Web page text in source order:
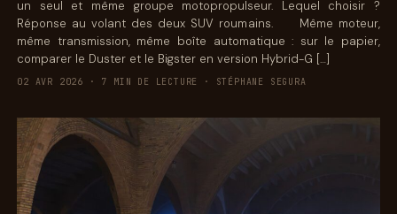
un seul et même groupe motopropulseur. Lequel choisir ?
Réponse au volant des deux SUV roumains. Même moteur,
même transmission, même boîte automatique : sur le papier,
comparer le Duster et le Bigster en version Hybrid-G […]
02 AVR 2026 · 7 MIN DE LECTURE · STÉPHANE SEGURA